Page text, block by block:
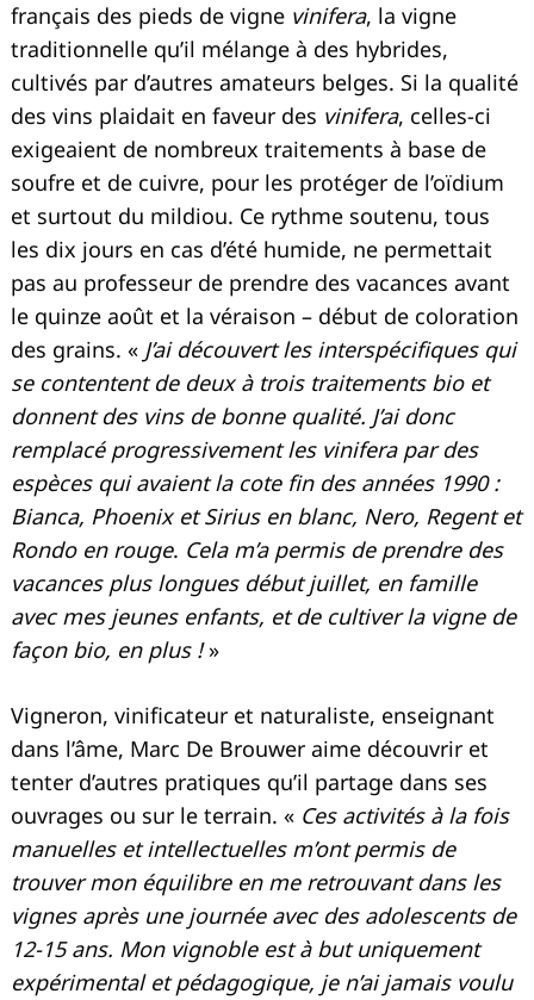
français des pieds de vigne vinifera, la vigne
traditionnelle qu’il mélange à des hybrides,
cultivés par d’autres amateurs belges. Si la qualité
des vins plaidait en faveur des vinifera, celles-ci
exigeaient de nombreux traitements à base de
soufre et de cuivre, pour les protéger de l’oïdium
et surtout du mildiou. Ce rythme soutenu, tous
les dix jours en cas d’été humide, ne permettait
pas au professeur de prendre des vacances avant
le quinze août et la véraison – début de coloration
des grains. « J’ai découvert les interspécifiques qui
se contentent de deux à trois traitements bio et
donnent des vins de bonne qualité. J’ai donc
remplacé progressivement les vinifera par des
espèces qui avaient la cote fin des années 1990 :
Bianca, Phoenix et Sirius en blanc, Nero, Regent et
Rondo en rouge. Cela m’a permis de prendre des
vacances plus longues début juillet, en famille
avec mes jeunes enfants, et de cultiver la vigne de
façon bio, en plus !»
Vigneron, vinificateur et naturaliste, enseignant
dans l’âme, Marc De Brouwer aime découvrir et
tenter d’autres pratiques qu’il partage dans ses
ouvrages ou sur le terrain. « Ces activités à la fois
manuelles et intellectuelles m’ont permis de
trouver mon équilibre en me retrouvant dans les
vignes après une journée avec des adolescents de
12-15 ans. Mon vignoble est à but uniquement
expérimental et pédagogique, je n’ai jamais voulu